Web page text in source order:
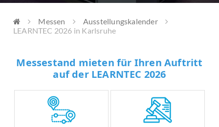
Messen
Ausstellungskalender
LEARNTEC 2026 in Karlsruhe
Messestand mieten für Ihren Auftritt
auf der LEARNTEC 2026